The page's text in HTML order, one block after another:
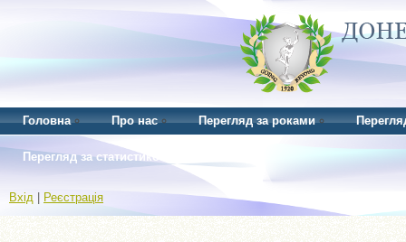
Головна Про нас Перегляд за роками
Перегляд за статистикою
Вхід Реєстрація